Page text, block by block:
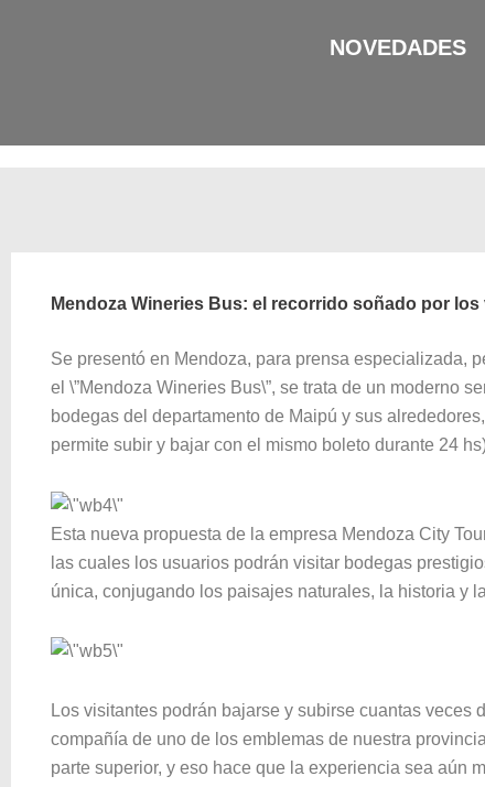
NOVEDADES
Mendoza Wineries Bus: el recorrido soñado por
Se presentó en Mendoza, para prensa especializada,
el \”Mendoza Wineries Bus\”, se trata de un moderno
bodegas del departamento de Maipú y sus
permite subir y bajar con el mismo boleto durante 24
Esta nueva propuesta de la empresa Mendoza City
las cuales los usuarios podrán visitar bodegas
única, conjugando los paisajes naturales, la historia y
Los visitantes podrán bajarse y subirse cuantas veces
compañía de uno de los emblemas de nuestra
parte superior, y eso hace que la experiencia sea aún